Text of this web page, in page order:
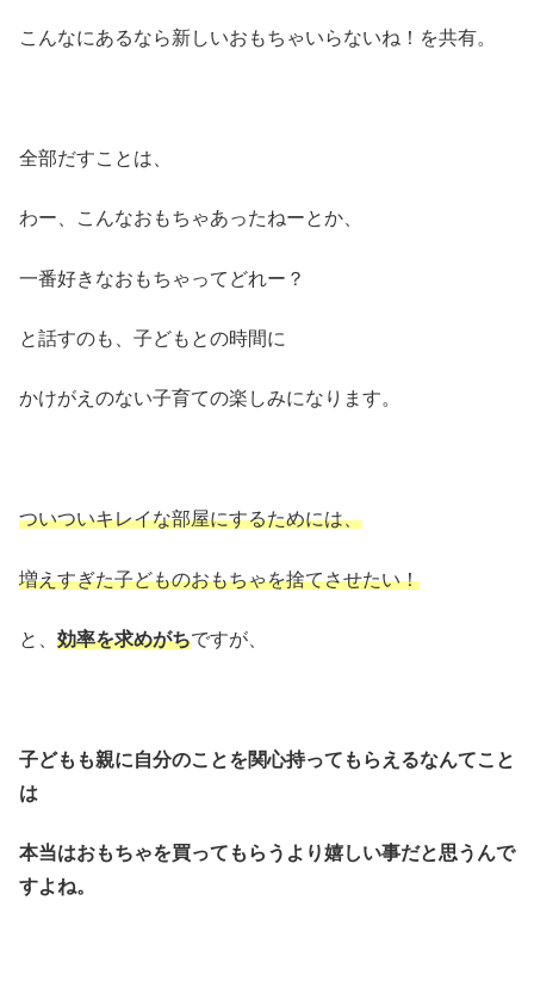
こんなにあるなら新しいおもちゃいらないね！を共有。
全部だすことは、
わー、こんなおもちゃあったねーとか、
一番好きなおもちゃってどれー？
と話すのも、子どもとの時間に
かけがえのない子育ての楽しみになります。
ついついキレイな部屋にするためには、
増えすぎた子どものおもちゃを捨てさせたい！
と、 効率を求めがちですが、
子どもも親に自分のことを関心持ってもらえるなんてこと
は
本当はおもちゃを買ってもらうより嬉しい事だと思うんで
すよね。